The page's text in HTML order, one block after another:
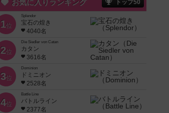
お気に入りランキング トップ50
1位
Splendor
宝石の煌き
4040名
2位
Die Siedler von Catan
カタン
3616名
3位
Dominion
ドミニオン
2528名
4位
Battle Line
バトルライン
2377名